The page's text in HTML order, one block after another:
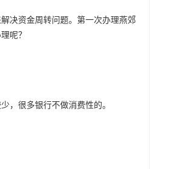
决资金周转问题。第一次办理燕郊
呢？
很多银行不做消费性的。